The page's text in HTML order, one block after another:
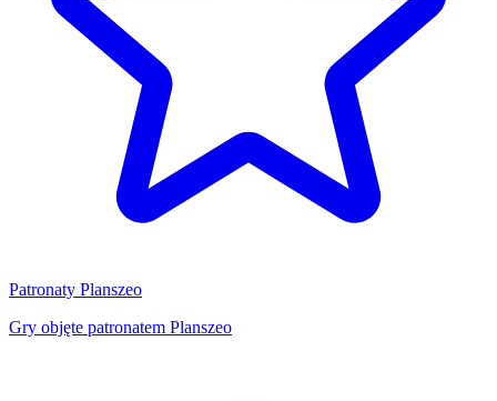
Patronaty Planszeo
Gry objęte patronatem Planszeo